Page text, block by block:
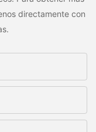
directamente con